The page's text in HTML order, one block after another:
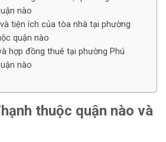
nào
tiện ích của tòa nhà tại phường
quận nào
hợp đồng thuê tại phường Phú
nào
thuộc quận nào và